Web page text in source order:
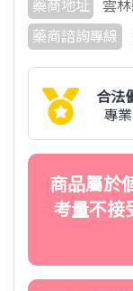
藥商地址
雲
藥商諮詢專線
合法
專
商品屬於
考量不接